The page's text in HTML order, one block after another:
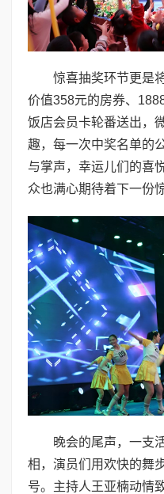
惊喜抽奖环节更是
价值358元的房券、
饭店会员卡轮番送出，
趣，每一次中奖名单的
与掌声，幸运儿们的喜
众也满心期待着下一份
晚会的尾声，一支
相，演员们用欢快的舞
号。主持人王亚楠动情